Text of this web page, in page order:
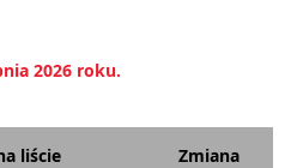
2026 roku.
liście Zmiana